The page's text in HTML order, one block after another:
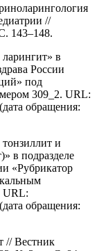
//
143–148.
в
России
под
309_2. URL:
(дата обращения:
и
в подразделе
«Рубрикатор
URL:
(дата обращения:
// Вестник